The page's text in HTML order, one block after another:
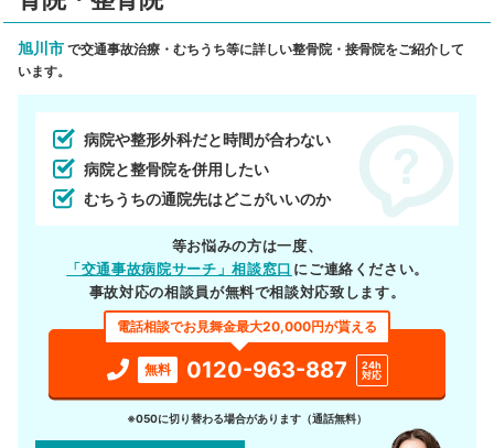
旭川市 で交通事故治療・むちうち等に詳しい整骨院・接骨院をご紹介して
います。
病院や整形外科だと時間が合わない
病院と整骨院を併用したい
むちうちの通院先はどこがいいのか
等お悩みの方は一度、
「交通事故病院サーチ」相談窓口 にご連絡ください。
事故対応の相談員が無料で相談対応致します。
電話相談でお見舞金最大20,000円が貰える
無料 0120-963-887
24h
対応
※050に切り替わる場合があります（通話無料）